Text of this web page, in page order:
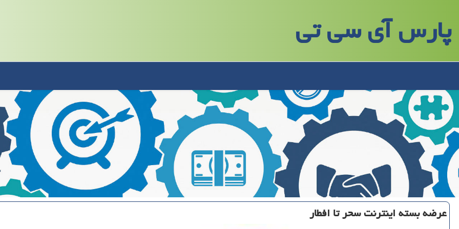
پارس آی سی تی
عرضه بسته اینترنت سحر تا افطار